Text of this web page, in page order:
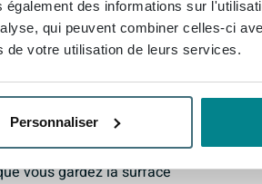
des informations sur
qui peuvent combiner celles-ci
votre utilisation de leurs services.
Personnaliser
ou y poser des
une utilisation confortable :
et totalement non poreux. Le
vous gardez la surface